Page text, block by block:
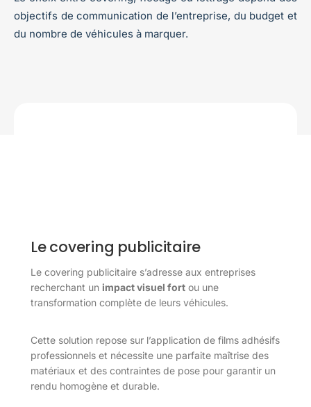
objectifs de communication de l’entreprise, du budget et
du nombre de véhicules à marquer.
Le covering publicitaire
Le covering publicitaire s’adresse aux entreprises
recherchant un impact visuel fort ou une
transformation complète de leurs véhicules.
Cette solution repose sur l’application de films adhésifs
professionnels et nécessite une parfaite maîtrise des
matériaux et des contraintes de pose pour garantir un
rendu homogène et durable.